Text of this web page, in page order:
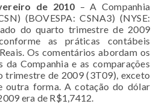
de 2010 – A Companhia
(BOVESPA: CSNA3) (NYSE:
do quarto trimestre de 2009
as práticas contábeis
Os comentários abordam os
da Companhia e as comparações
trimestre de 2009 (3T09), exceto
outra forma. A cotação do dólar
era de R$1,7412.